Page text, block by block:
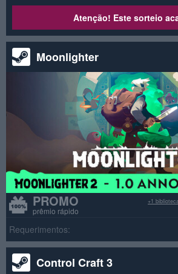
Atenção! Este sorteio
Moonlighter
PROMO
prêmio rápido
+1
Requerimentos:
Control Craft 3